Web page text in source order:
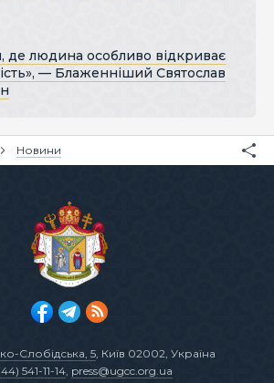
де людина особливо відкриває
— Блаженніший Святослав
Новини
Слобідська, 5, Київ 02002, Україна
541-11-14, press@ugcc.org.ua